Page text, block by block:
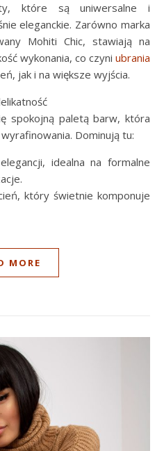
które są uniwersalne i
eleganckie. Zarówno marka
Mohiti Chic, stawiają na
wykonania, co czyni ubrania
jak i na większe wyjścia.
spokojną paletą barw, która
Dominują tu:
idealna na formalne
który świetnie komponuje
MORE